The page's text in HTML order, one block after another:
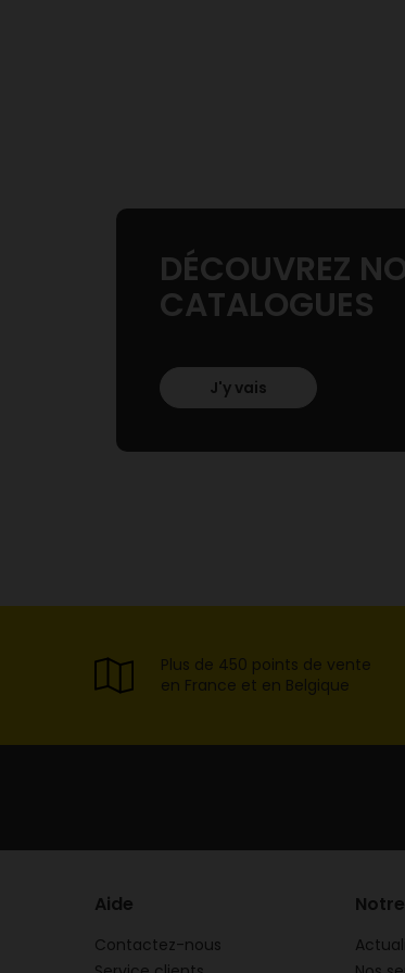
DÉCOUVREZ
CATALOGUES
J'y vais
Plus de 450 points de vente
en France et en Belgique
Aide
Contactez-nous